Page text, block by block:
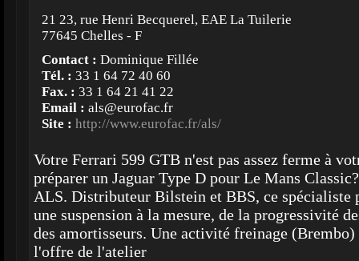
21 23, rue Henri Becquerel, EAE La Tuilerie
77645 Chelles - F
Contact : Dominique Fillée
Tél. : 33 1 64 72 40 60
Fax. : 33 1 64 21 41 22
Email : als@eurofac.fr
Site : http://www.eurofac.fr/als/
Votre Ferrari 599 GTB n'est pas assez ferme à
préparer un Jaguar Type D pour Le Mans
ALS. Distributeur Bilstein et BBS, ce spécialiste
une suspension à la mesure, de la progressivité
des amortisseurs. Une activité freinage
l'offre de l'atelier